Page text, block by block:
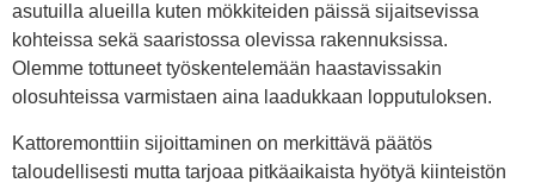
asutuilla alueilla kuten mökkiteiden päissä sijaitsevissa
kohteissa sekä saaristossa olevissa rakennuksissa.
Olemme tottuneet työskentelemään haastavissakin
olosuhteissa varmistaen aina laadukkaan lopputuloksen.
Kattoremonttiin sijoittaminen on merkittävä päätös
taloudellisesti mutta tarjoaa pitkäaikaista hyötyä kiinteistön